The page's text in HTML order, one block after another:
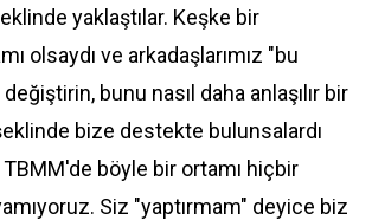
yaklaştılar. Keşke bir
olsaydı ve arkadaşlarımız "bu
bunu nasıl daha anlaşılır bir
bize destekte bulunsalardı
böyle bir ortamı hiçbir
Siz "yaptırmam" deyice biz